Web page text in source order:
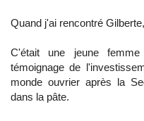
Quand j'ai rencontré
C'était une jeune
témoignage de
monde ouvrier après la
dans la pâte.